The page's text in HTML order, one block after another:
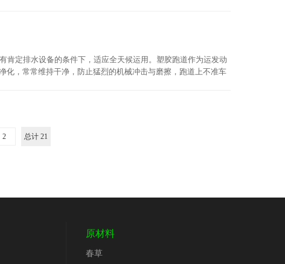
排水设备的条件下，适应全天候运用。塑胶跑道作为运发动
常常维持干净，防止猛烈的机械冲击与磨擦，跑道上不准车
2 总计 21
原材料
春草